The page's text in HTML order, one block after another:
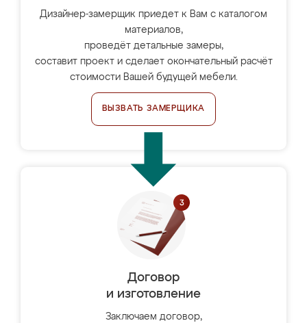
Дизайнер-замерщик приедет к Вам с каталогом
материалов,
проведёт детальные замеры,
составит проект и сделает окончательный расчёт
стоимости Вашей будущей мебели.
ВЫЗВАТЬ ЗАМЕРЩИКА
Договор
и изготовление
Заключаем договор,